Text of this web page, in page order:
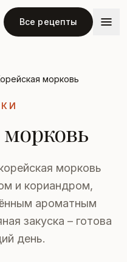
Все рецепты
морковь
морковь
и кориандром,
ароматным
закуска – готова
день.